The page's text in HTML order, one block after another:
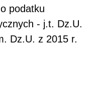
podatku
- j.t. Dz.U.
Dz.U. z 2015 r.